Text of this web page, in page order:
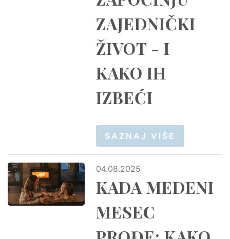
ZAJEDNIČKI
ŽIVOT - I
KAKO IH
IZBEĆI
SAZNAJ VIŠE
04.08.2025
KADA MEDENI
MESEC